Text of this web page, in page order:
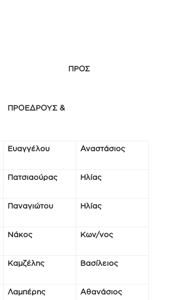
&
Ευαγγέλου Αναστάσιος
Πατσιαούρας Ηλίας
Παναγιώτου Ηλίας
Νάκος Κων/νος
Καμζέλης Βασίλειος
Λαμπέρης Αθανάσιος